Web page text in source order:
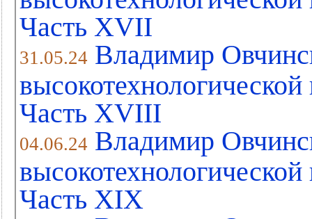
Часть XVII
31.05.24 Владимир
Часть XVIII
04.06.24 Владимир
Часть XIХ